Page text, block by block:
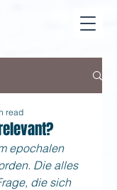
read
epochalen
Die alles
die sich